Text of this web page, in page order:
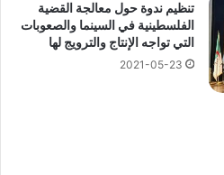
تنظيم ندوة حول معالجة القضية
الفلسطينية في السينما والصعوبات
التي تواجه الإنتاج والترويج لها
2021-05-23